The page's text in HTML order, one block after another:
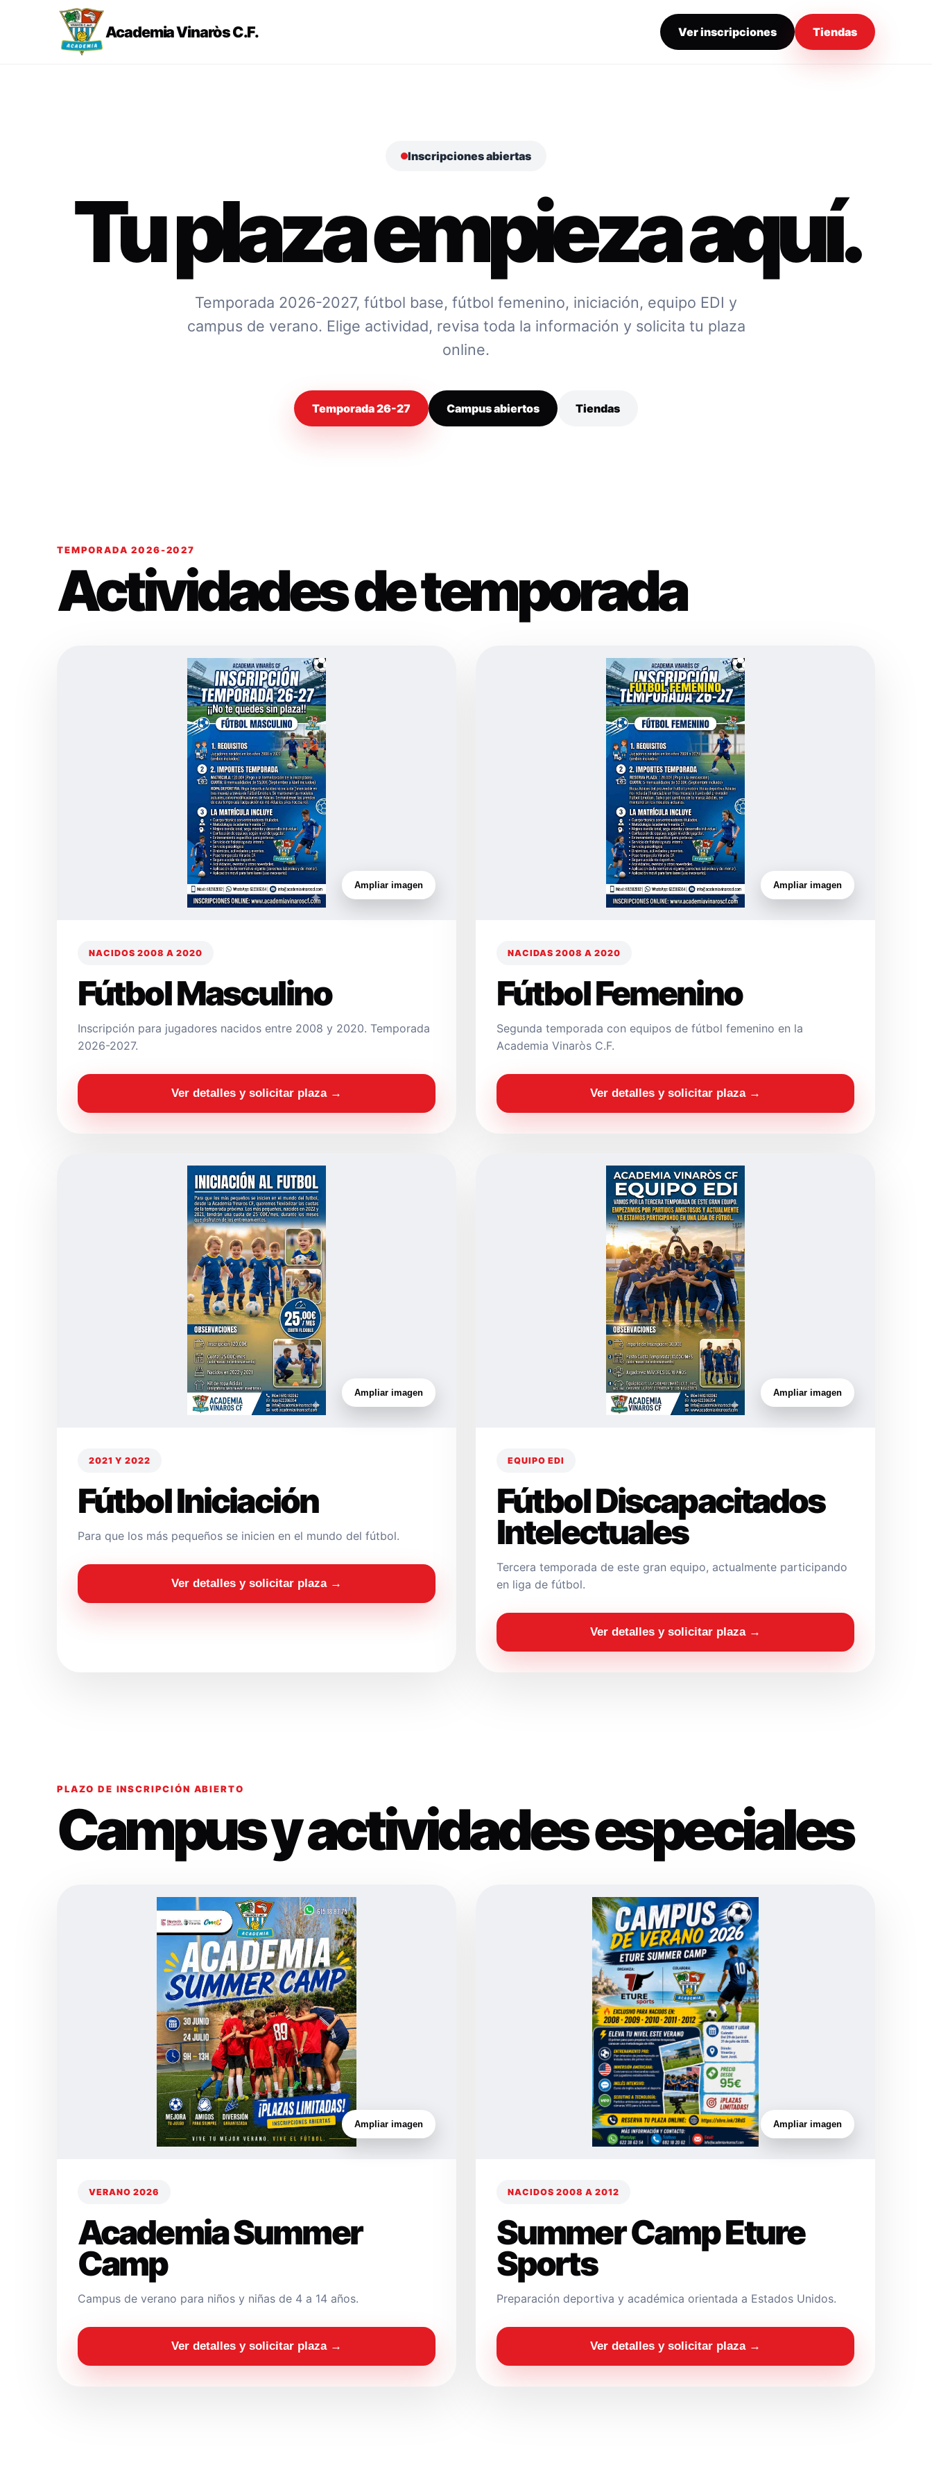
Academia Vinaròs C.F. Ver inscripciones Tiendas
Inscripciones abiertas
Tu plaza empieza aquí.
Temporada 2026-2027, fútbol base, fútbol femenino, iniciación, equipo EDI y
campus de verano. Elige actividad, revisa toda la información y solicita tu plaza
online.
Temporada 26-27 Campus abiertos Tiendas
TEMPORADA 2026-2027
Actividades de temporada
Ampliar imagen
NACIDOS 2008 A 2020
Fútbol Masculino
Inscripción para jugadores nacidos entre 2008 y 2020. Temporada
2026-2027.
Ver detalles y solicitar plaza →
Ampliar imagen
NACIDAS 2008 A 2020
Fútbol Femenino
Segunda temporada con equipos de fútbol femenino en la
Academia Vinaròs C.F.
Ver detalles y solicitar plaza →
Ampliar imagen
2021 Y 2022
Fútbol Iniciación
Para que los más pequeños se inicien en el mundo del fútbol.
Ver detalles y solicitar plaza →
Ampliar imagen
EQUIPO EDI
Fútbol Discapacitados
Intelectuales
Tercera temporada de este gran equipo, actualmente participando
en liga de fútbol.
Ver detalles y solicitar plaza →
PLAZO DE INSCRIPCIÓN ABIERTO
Campus y actividades especiales
Ampliar imagen
VERANO 2026
Academia Summer
Camp
Campus de verano para niños y niñas de 4 a 14 años.
Ver detalles y solicitar plaza →
Ampliar imagen
NACIDOS 2008 A 2012
Summer Camp Eture
Sports
Preparación deportiva y académica orientada a Estados Unidos.
Ver detalles y solicitar plaza →